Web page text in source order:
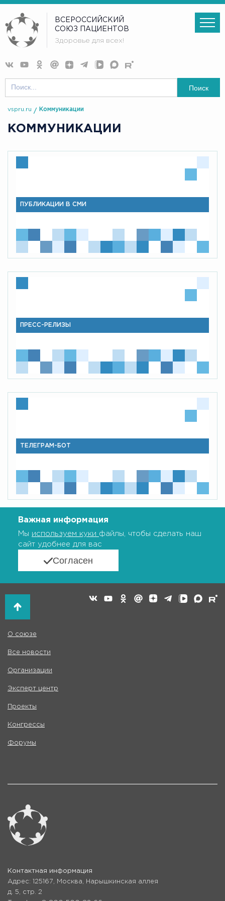
ВСЕРОССИЙСКИЙ
СОЮЗ ПАЦИЕНТОВ
Здоровье для всех!
Поиск
vspru.ru Коммуникации
КОММУНИКАЦИИ
ПУБЛИКАЦИИ В СМИ
ПРЕСС-РЕЛИЗЫ
ТЕЛЕГРАМ-БОТ
Важная информация
Мы используем куки файлы, чтобы сделать наш
сайт удобнее для вас
Согласен
О союзе
Все новости
Организации
Эксперт центр
Проекты
Конгрессы
Форумы
Контактная информация
Адрес: 125167, Москва, Нарышкинская аллея
д. 5, стр. 2